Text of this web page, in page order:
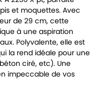
et moquettes. Avec
de 29 cm, cette
à une aspiration
Polyvalente, elle est
la rend idéale pour une
ciré, etc). Une
impeccable de vos